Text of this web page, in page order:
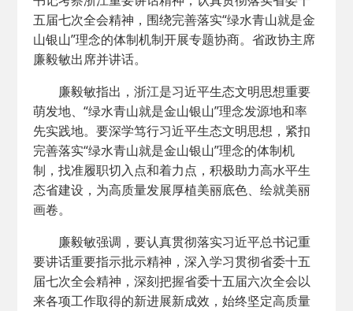
五届七次全会精神，围绕完善落实“绿水青山就是金
山银山”理念的体制机制开展专题协商。省政协主席
廉毅敏出席并讲话。
廉毅敏指出，浙江是习近平生态文明思想重要
萌发地、“绿水青山就是金山银山”理念发源地和率
先实践地。要深学笃行习近平生态文明思想，紧扣
完善落实“绿水青山就是金山银山”理念的体制机
制，找准履职切入点和着力点，积极助力高水平生
态省建设，为高质量发展厚植美丽底色、绘就美丽
画卷。
廉毅敏强调，要认真贯彻落实习近平总书记重
要讲话重要指示批示精神，深入学习贯彻省委十五
届七次全会精神，深刻把握省委十五届六次全会以
来各项工作取得的新进展新成效，始终坚定高质量